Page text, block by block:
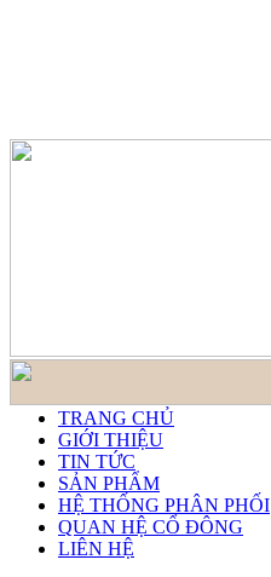
TRANG CHỦ
GIỚI THIỆU
TIN TỨC
SẢN PHẨM
HỆ THỐNG PHÂN PHỐI
QUAN HỆ CỔ ĐÔNG
LIÊN HỆ